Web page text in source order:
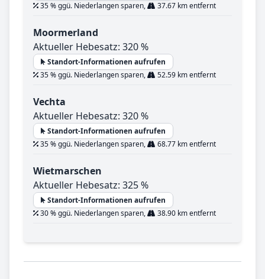
35 % ggü. Niederlangen sparen,
37.67 km entfernt
Moormerland
Aktueller Hebesatz: 320 %
Standort-Informationen aufrufen
35 % ggü. Niederlangen sparen,
52.59 km entfernt
Vechta
Aktueller Hebesatz: 320 %
Standort-Informationen aufrufen
35 % ggü. Niederlangen sparen,
68.77 km entfernt
Wietmarschen
Aktueller Hebesatz: 325 %
Standort-Informationen aufrufen
30 % ggü. Niederlangen sparen,
38.90 km entfernt